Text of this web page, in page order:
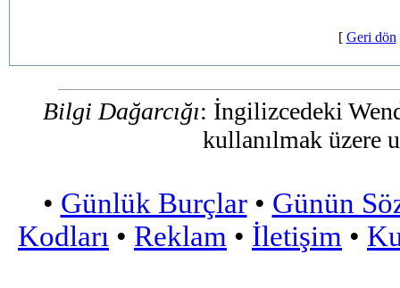
[ Geri dön
Bilgi Dağarcığı: İngilizcedeki
kullanılmak üzere
• Günlük Burçlar• Günün
Kodları • Reklam • İletişim •